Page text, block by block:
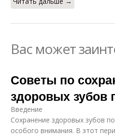
Вас может
Советы по
здоровых зубов
Введение
Сохранение здоровых зубов
особого внимания. В этот